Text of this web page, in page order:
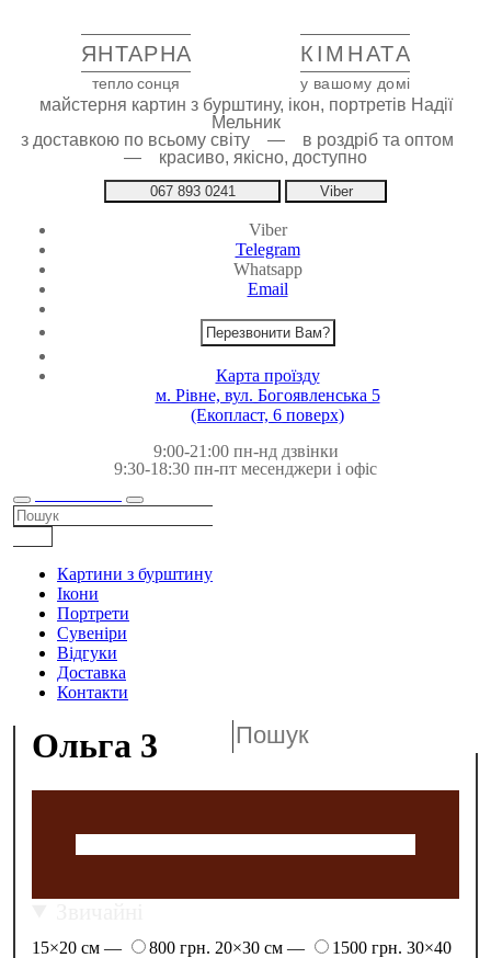
ЯНТАРНА КІМНАТА
тепло сонця у вашому домі
майстерня картин з бурштину, ікон, портретів Надії
Мельник
з доставкою по всьому світу — в роздріб та оптом
— красиво, якісно, доступно
067 893 0241 Viber
Viber
Telegram
Whatsapp
Email
Перезвонити Вам?
Карта проїзду
м. Рівне, вул. Богоявленська 5
(Екопласт, 6 поверх)
9:00-21:00 пн-нд дзвінки
9:30-18:30 пн-пт месенджери і офіс
Картини з бурштину
Ікони
Портрети
Сувеніри
Відгуки
Доставка
Контакти
Ольга 3
15×20 см — 800 грн. 20×30 см — 1500 грн. 30×40